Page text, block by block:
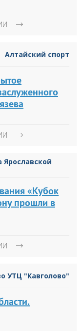
Алтайский спорт
Ярославской
«Кубок
прошли в
УТЦ "Кавголово"